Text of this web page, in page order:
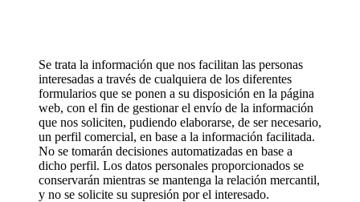
Se trata la información que nos facilitan las personas
interesadas a través de cualquiera de los diferentes
formularios que se ponen a su disposición en la página
web, con el fin de gestionar el envío de la información
que nos soliciten, pudiendo elaborarse, de ser necesario,
un perfil comercial, en base a la información facilitada.
No se tomarán decisiones automatizadas en base a
dicho perfil. Los datos personales proporcionados se
conservarán mientras se mantenga la relación mercantil,
y no se solicite su supresión por el interesado.